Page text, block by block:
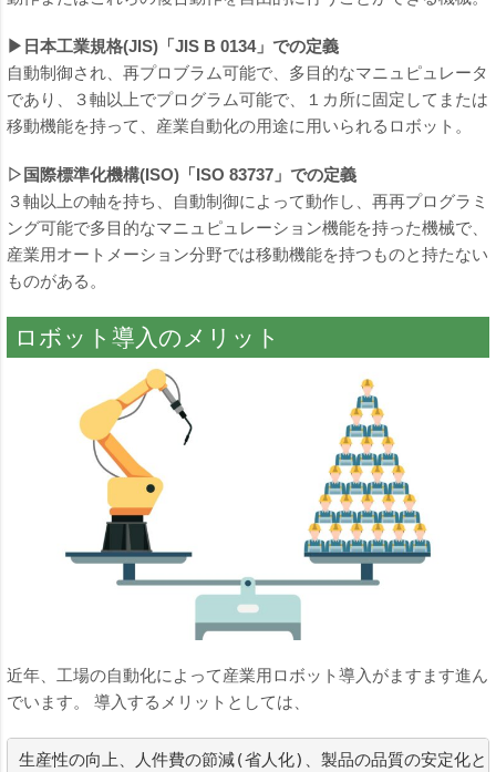
▶日本工業規格(JIS)「JIS B 0134」での定義
自動制御され、再プロブラム可能で、多目的なマニュピュレータ
であり、３軸以上でプログラム可能で、１カ所に固定してまたは
移動機能を持って、産業自動化の用途に用いられるロボット。
▷国際標準化機構(ISO)「ISO 83737」での定義
３軸以上の軸を持ち、自動制御によって動作し、再再プログラミ
ング可能で多目的なマニュピュレーション機能を持った機械で、
産業用オートメーション分野では移動機能を持つものと持たない
ものがある。
ロボット導入のメリット
近年、工場の自動化によって産業用ロボット導入がますます進ん
でいます。 導入するメリットとしては、
生産性の向上、人件費の節減(省人化)、製品の品質の安定化と